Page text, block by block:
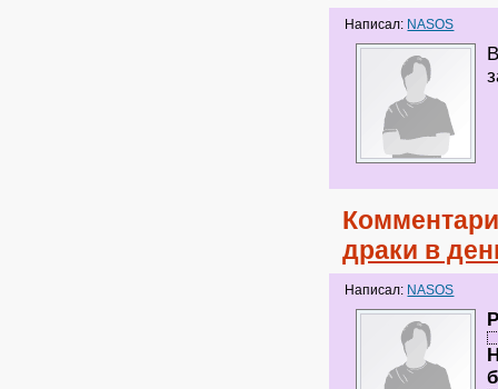
Написал: NASOS
драки в
Написал: NASOS